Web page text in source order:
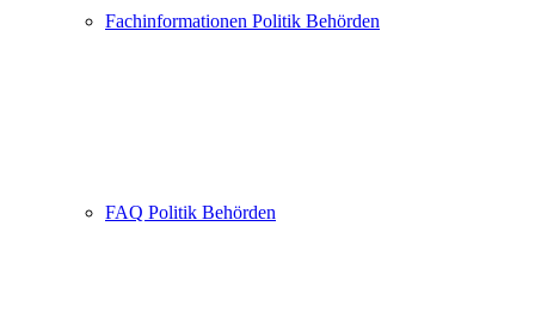
Fachinformationen Politik Behörden
FAQ Politik Behörden